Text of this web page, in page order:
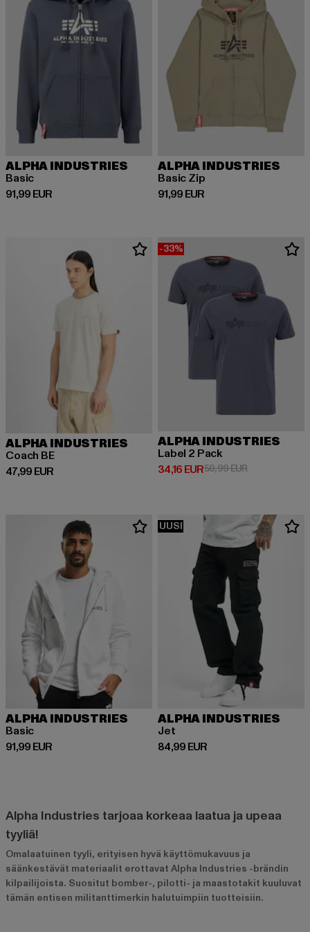
ALPHA INDUSTRIES
Basic
91,99 EUR
Ajankohtainen hinta: 91,99 EUR
ALPHA INDUSTRIES
Basic Zip
91,99 EUR
Ajankohtainen hinta: 91,99 EUR
ALPHA INDUSTRIES
Coach BE
47,99 EUR
Ajankohtainen hinta: 47,99 EUR
-33%
ALPHA INDUSTRIES
Label 2 Pack
34,16 EUR
Ajankohtainen hinta: 34,16 EUR
50,99 EUR
ALPHA INDUSTRIES
Basic
91,99 EUR
Ajankohtainen hinta: 91,99 EUR
UUSI
ALPHA INDUSTRIES
Jet
84,99 EUR
Ajankohtainen hinta: 84,99 EUR
Alpha Industries tarjoaa korkeaa laatua ja upeaa
tyyliä!
Omalaatuinen tyyli, erityisen hyvä käyttömukavuus ja
säänkestävät materiaalit erottavat Alpha Industries -brändin
kilpailijoista. Suositut bomber-, pilotti- ja maastotakit kuuluvat
tämän entisen militanttimerkin halutuimpiin tuotteisiin.